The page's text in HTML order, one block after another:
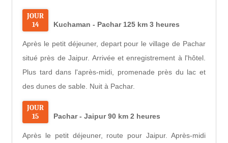
JOUR
14
Kuchaman - Pachar 125 km 3 heures
Après le petit déjeuner, depart pour le village de Pachar
situé près de Jaipur. Arrivée et enregistrement à l'hôtel.
Plus tard dans l'après-midi, promenade près du lac et
des dunes de sable. Nuit à Pachar.
JOUR
15
Pachar - Jaipur 90 km 2 heures
Après le petit déjeuner, route pour Jaipur. Après-midi